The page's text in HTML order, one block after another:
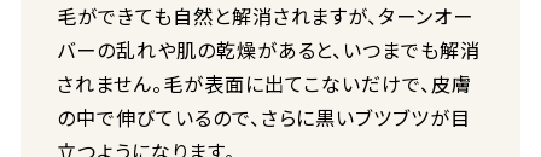
毛ができても自然と解消されますが、ターンオー
バーの乱れや肌の乾燥があると、いつまでも解消
されません。毛が表面に出てこないだけで、皮膚
の中で伸びているので、さらに黒いブツブツが目
立つようになります。